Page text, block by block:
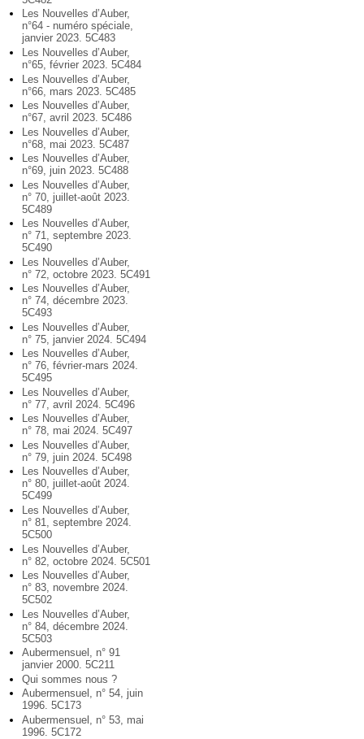
Les Nouvelles d’Auber,
n°64 - numéro spéciale,
janvier 2023. 5C483
Les Nouvelles d’Auber,
n°65, février 2023. 5C484
Les Nouvelles d’Auber,
n°66, mars 2023. 5C485
Les Nouvelles d’Auber,
n°67, avril 2023. 5C486
Les Nouvelles d’Auber,
n°68, mai 2023. 5C487
Les Nouvelles d’Auber,
n°69, juin 2023. 5C488
Les Nouvelles d’Auber,
n° 70, juillet-août 2023.
5C489
Les Nouvelles d’Auber,
n° 71, septembre 2023.
5C490
Les Nouvelles d’Auber,
n° 72, octobre 2023. 5C491
Les Nouvelles d’Auber,
n° 74, décembre 2023.
5C493
Les Nouvelles d’Auber,
n° 75, janvier 2024. 5C494
Les Nouvelles d’Auber,
n° 76, février-mars 2024.
5C495
Les Nouvelles d’Auber,
n° 77, avril 2024. 5C496
Les Nouvelles d’Auber,
n° 78, mai 2024. 5C497
Les Nouvelles d’Auber,
n° 79, juin 2024. 5C498
Les Nouvelles d’Auber,
n° 80, juillet-août 2024.
5C499
Les Nouvelles d’Auber,
n° 81, septembre 2024.
5C500
Les Nouvelles d’Auber,
n° 82, octobre 2024. 5C501
Les Nouvelles d’Auber,
n° 83, novembre 2024.
5C502
Les Nouvelles d’Auber,
n° 84, décembre 2024.
5C503
Aubermensuel, n° 91
janvier 2000. 5C211
Qui sommes nous ?
Aubermensuel, n° 54, juin
1996. 5C173
Aubermensuel, n° 53, mai
1996. 5C172